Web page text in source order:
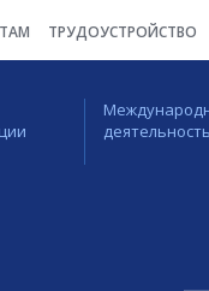
ТРУДОУСТРОЙСТВО
деятельность